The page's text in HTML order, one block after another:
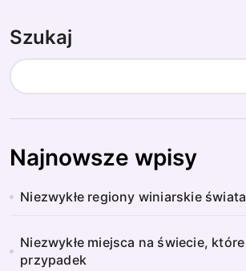
Szukaj
Najnowsze wpisy
Niezwykłe regiony winiarskie świata
Niezwykłe miejsca na świecie,
przypadek